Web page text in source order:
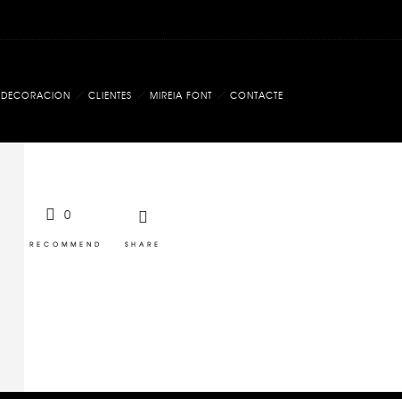
DECORACION CLIENTES MIREIA FONT CONTACTE
0
RECOMMEND SHARE